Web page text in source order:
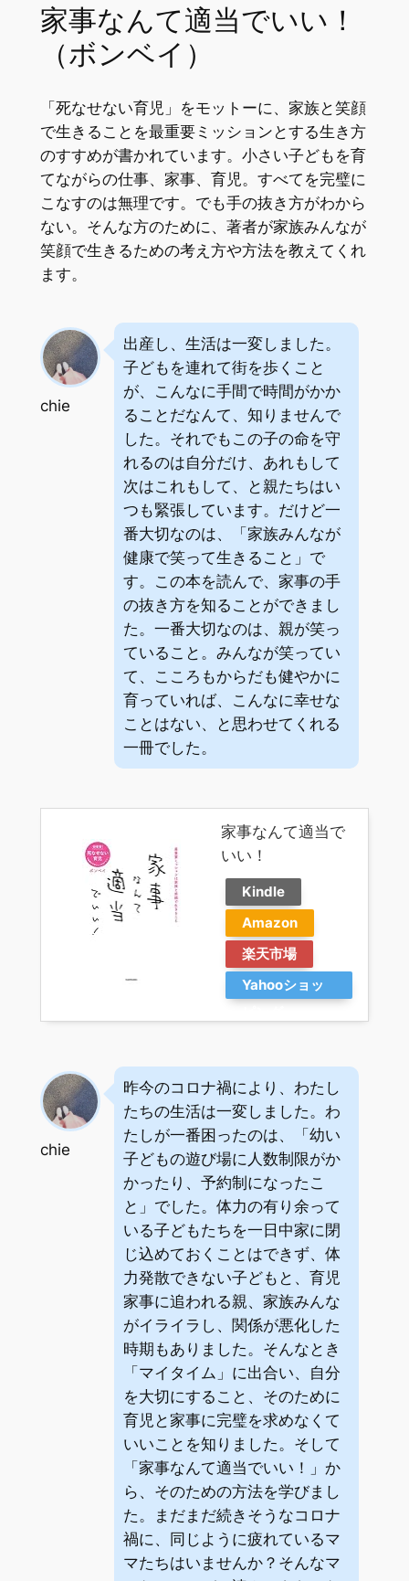
家事なんて適当でいい！
（ボンベイ）
「死なせない育児」をモットーに、家族と笑顔
で生きることを最重要ミッションとする生き方
のすすめが書かれています。小さい子どもを育
てながらの仕事、家事、育児。すべてを完璧に
こなすのは無理です。でも手の抜き方がわから
ない。そんな方のために、著者が家族みんなが
笑顔で生きるための考え方や方法を教えてくれ
ます。
chie
出産し、生活は一変しました。
子どもを連れて街を歩くこと
が、こんなに手間で時間がかか
ることだなんて、知りませんで
した。それでもこの子の命を守
れるのは自分だけ、あれもして
次はこれもして、と親たちはい
つも緊張しています。だけど一
番大切なのは、「家族みんなが
健康で笑って生きること」で
す。この本を読んで、家事の手
の抜き方を知ることができまし
た。一番大切なのは、親が笑っ
ていること。みんなが笑ってい
て、こころもからだも健やかに
育っていれば、こんなに幸せな
ことはない、と思わせてくれる
一冊でした。
家事なんて適当で
いい！
Kindle
Amazon
楽天市場
Yahooショッ
chie
昨今のコロナ禍により、わたし
たちの生活は一変しました。わ
たしが一番困ったのは、「幼い
子どもの遊び場に人数制限がか
かったり、予約制になったこ
と」でした。体力の有り余って
いる子どもたちを一日中家に閉
じ込めておくことはできず、体
力発散できない子どもと、育児
家事に追われる親、家族みんな
がイライラし、関係が悪化した
時期もありました。そんなとき
「マイタイム」に出合い、自分
を大切にすること、そのために
育児と家事に完璧を求めなくて
いいことを知りました。そして
「家事なんて適当でいい！」か
ら、そのための方法を学びまし
た。まだまだ続きそうなコロナ
禍に、同じように疲れているマ
マたちはいませんか？そんなマ